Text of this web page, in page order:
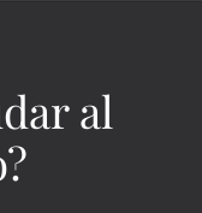
al